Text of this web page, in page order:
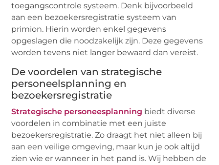
toegangscontrole systeem. Denk bijvoorbeeld
aan een bezoekersregistratie systeem van
primion. Hierin worden enkel gegevens
opgeslagen die noodzakelijk zijn. Deze gegevens
worden tevens niet langer bewaard dan vereist.
De voordelen van strategische
personeelsplanning en
bezoekersregistratie
Strategische personeesplanning biedt diverse
voordelen in combinatie met een juiste
bezoekersregistratie. Zo draagt het niet alleen bij
aan een veilige omgeving, maar kun je ook altijd
zien wie er wanneer in het pand is. Wij hebben de